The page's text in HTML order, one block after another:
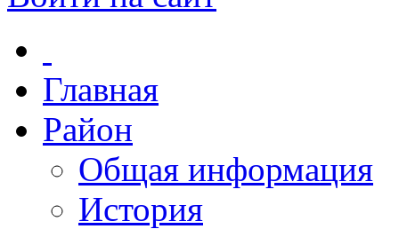
Главная
Район
Общая информация
История